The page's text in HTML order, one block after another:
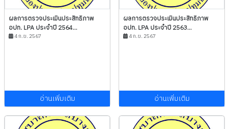
ผลการตรวจประเมินประสิทธิภาพ
อปท. LPA ประจำปี 2564...
4 ก.ย. 2567
อ่านเพิ่มเติม
ผลการตรวจประเมินประสิทธิภาพ
อปท. LPA ประจำปี 2563...
4 ก.ย. 2567
อ่านเพิ่มเติม